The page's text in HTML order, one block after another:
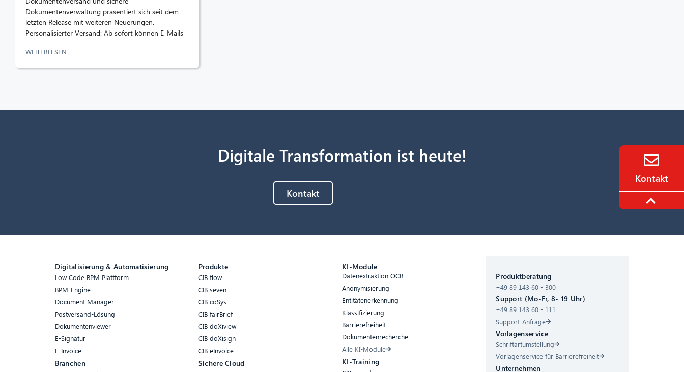
Dokumentenverwaltung präsentiert sich seit dem
letzten Release mit weiteren Neuerungen.
Personalisierter Versand: Ab sofort können E-Mails
WEITERLESEN
Digitale Transformation ist heute!
Kontakt
Digitalisierung & Automatisierung
Low Code BPM Plattform
BPM-Engine
Document Manager
Postversand-Lösung
Dokumentenviewer
E-Signatur
E-Invoice
Branchen
Produkte
CIB flow
CIB seven
CIB coSys
CIB fairBrief
CIB doXiview
CIB doXisign
CIB eInvoice
Sichere Cloud
KI-Module
Datenextraktion OCR
Anonymisierung
Entitätenerkennung
Klassifizierung
Barrierefreiheit
Dokumentenrecherche
Alle KI-Module
KI-Training
Produktberatung
+49 89 143 60 - 300
Support (Mo-Fr, 8- 19 Uhr)
+49 89 143 60 - 111
Support-Anfrage
Vorlagenservice
Schriftartumstellung
Vorlagenservice für Barrierefreiheit
Unternehmen
Hallo! Was kann ich für Sie tun?
Kontakt